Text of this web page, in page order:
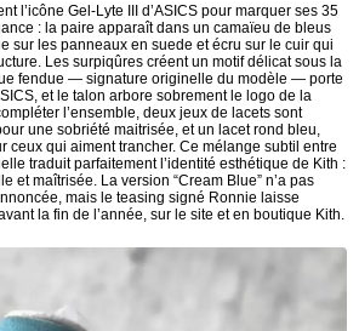
l’icône Gel-Lyte III d’ASICS pour marquer ses 35
: la paire apparaît dans un camaïeu de bleus
sur les panneaux en suede et écru sur le cuir qui
Les surpiqûres créent un motif délicat sous la
fendue — signature originelle du modèle — porte
et le talon arbore sobrement le logo de la
l’ensemble, deux jeux de lacets sont
une sobriété maitrisée, et un lacet rond bleu,
ceux qui aiment trancher. Ce mélange subtil entre
traduit parfaitement l’identité esthétique de Kith :
et maîtrisée. La version “Cream Blue” n’a pas
mais le teasing signé Ronnie laisse
la fin de l’année, sur le site et en boutique Kith.